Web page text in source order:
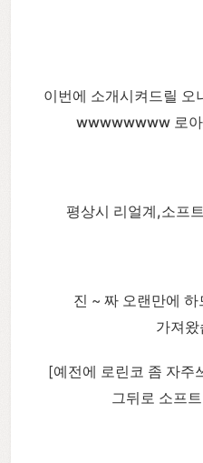
이번에 소개시켜드릴 오
wwwwwwww 로아
평상시 리얼계,소프
진 ~ 짜 오랜만에
가져왔
[예전에 로린코 좀 자주
그뒤로 소프